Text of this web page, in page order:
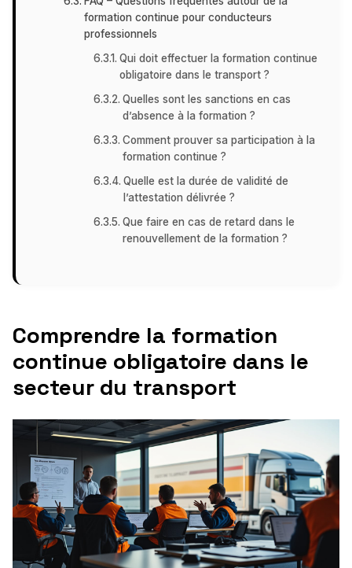
formation continue pour conducteurs
professionnels
Qui doit effectuer la formation continue
obligatoire dans le transport ?
Quelles sont les sanctions en cas
d’absence à la formation ?
Comment prouver sa participation à la
formation continue ?
Quelle est la durée de validité de
l’attestation délivrée ?
Que faire en cas de retard dans le
renouvellement de la formation ?
Comprendre la formation
continue obligatoire dans le
secteur du transport